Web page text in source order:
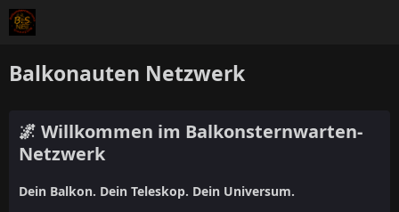
Balkonauten Netzwerk
🌌 Willkommen im Balkonsternwarten-
Netzwerk
Dein Balkon. Dein Teleskop. Dein Universum.